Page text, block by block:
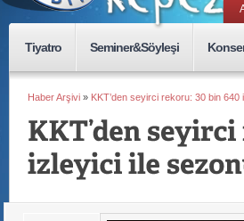
Tiyatro Seminer&Söyleşi
Haber Arşivi » KKT’den seyirci rekoru: 30 bin 640